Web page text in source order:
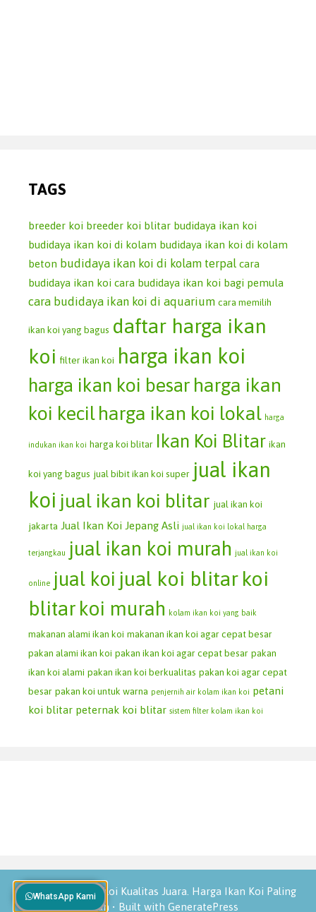
TAGS
breeder koi breeder koi blitar budidaya ikan koi
budidaya ikan koi di kolam budidaya ikan koi di kolam
beton budidaya ikan koi di kolam terpal cara
budidaya ikan koi cara budidaya ikan koi bagi pemula
cara budidaya ikan koi di aquarium cara memilih
ikan koi yang bagus daftar harga ikan
koi filter ikan koi harga ikan koi
harga ikan koi besar harga ikan
koi kecilharga ikan koi lokal harga
indukan ikan koi harga koi blitar Ikan Koi Blitar ikan
koi yang bagus jual bibit ikan koi super jual ikan
koi jual ikan koi blitar jual ikan koi
jakarta Jual Ikan Koi Jepang Asli jual ikan koi lokal harga
terjangkau jual ikan koi murah jual ikan koi
online jual koi jual koi blitar koi
blitar koi murah kolam ikan koi yang baik
makanan alami ikan koi makanan ikan koi agar cepat besar
pakan alami ikan koi pakan ikan koi agar cepat besar pakan
ikan koi alami pakan ikan koi berkualitas pakan koi agar cepat
besar pakan koi untuk warna penjernih air kolam ikan koi petani
koi blitar peternak koi blitar sistem filter kolam ikan koi
© 2026 Jual Ikan Koi Kualitas Juara. Harga Ikan Koi Paling
Murah • Built with GeneratePress
WhatsApp Kami